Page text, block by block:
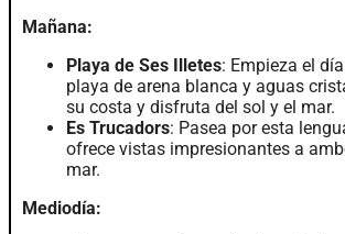
Mañana:
Playa de Ses Illetes: Empieza el
playa de arena blanca y aguas
su costa y disfruta del sol y el mar.
Es Trucadors: Pasea por esta
ofrece vistas impresionantes a
mar.
Mediodía: